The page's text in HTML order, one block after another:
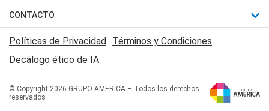
Judiciales
Economia
Trucos caseros
Series y Películas
Edictos y Solicitadas
Mundial
Automovilismo
Rugby
Básquet
Canal 7 en Vivo
San Juan 8
CONTACTO
Acerca de Nosotros
Contactanos
Políticas de Privacidad Términos y Condiciones
Decálogo ético de IA
© Copyright 2026 GRUPO AMERICA – Todos los derechos
reservados